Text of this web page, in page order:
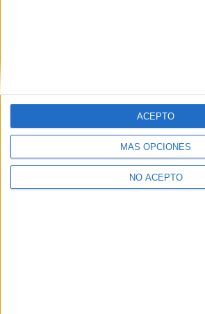
MÁS OPCIONES
NO ACEPTO
ACEPTO
Dirección:Diego de León 47, 28006 Madrid
Phone:+34 91 593 2767
Información legal